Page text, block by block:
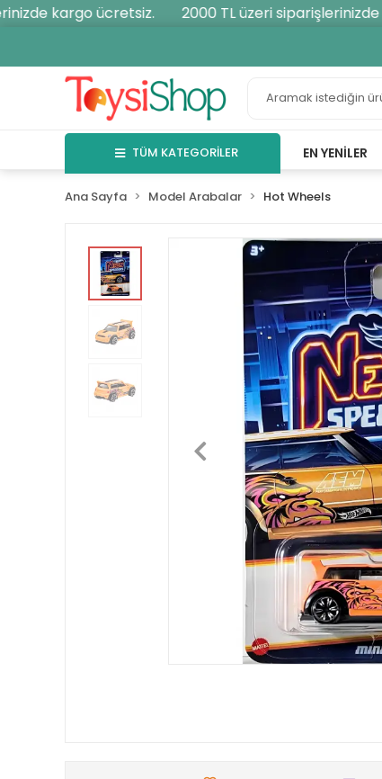
kargo ücretsiz. 2000 TL üzeri siparişlerinizde
TÜM KATEGORİLER EN YENILER
Ana Sayfa Model Arabalar Hot Wheels